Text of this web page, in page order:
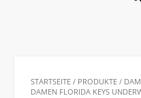
STARTSEITE / PRODUKTE /
DAMEN FLORIDA KEYS